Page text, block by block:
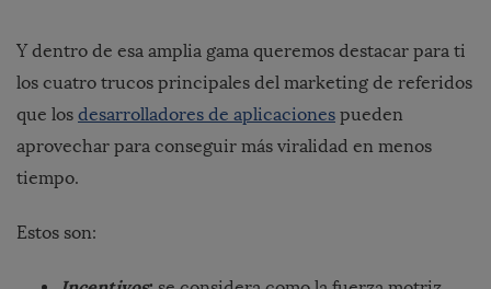
Y dentro de esa amplia gama queremos destacar para ti
los cuatro trucos principales del marketing de referidos
que los desarrolladores de aplicaciones pueden
aprovechar para conseguir más viralidad en menos
tiempo.
Estos son: